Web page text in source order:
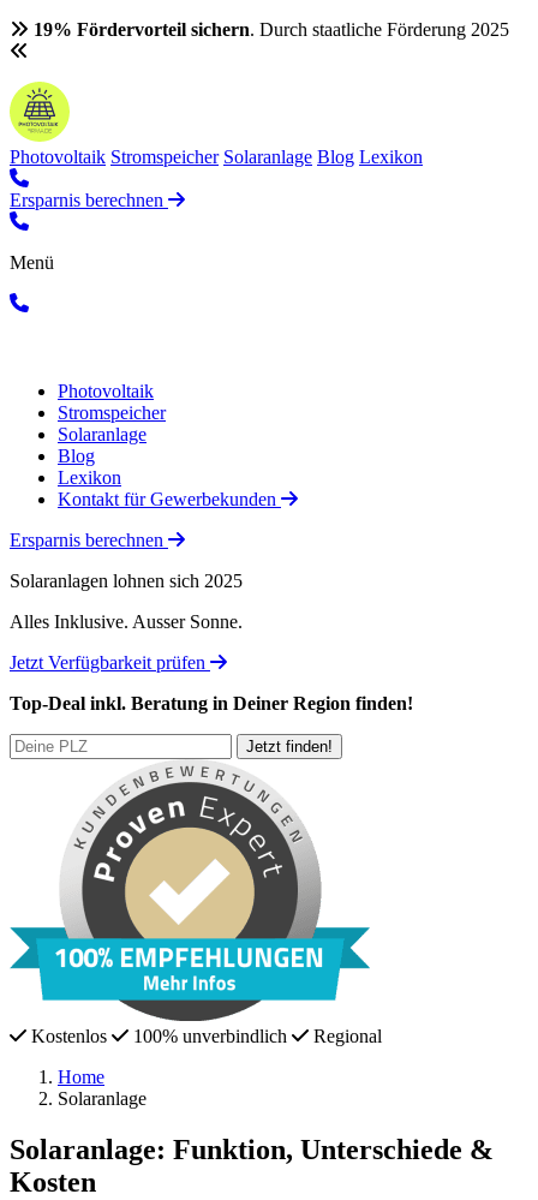
19% Fördervorteil sichern. Durch staatliche Förderung 2025
Photovoltaik Stromspeicher Solaranlage Blog Lexikon
Ersparnis berechnen
Menü
Photovoltaik
Stromspeicher
Solaranlage
Blog
Lexikon
Kontakt für Gewerbekunden
Ersparnis berechnen
Solaranlagen lohnen sich 2025
Alles Inklusive. Ausser Sonne.
Jetzt Verfügbarkeit prüfen
Top-Deal inkl. Beratung in Deiner Region finden!
Kostenlos 100% unverbindlich
Regional
Home
Solaranlage
Solaranlage: Funktion, Unterschiede &
Kosten